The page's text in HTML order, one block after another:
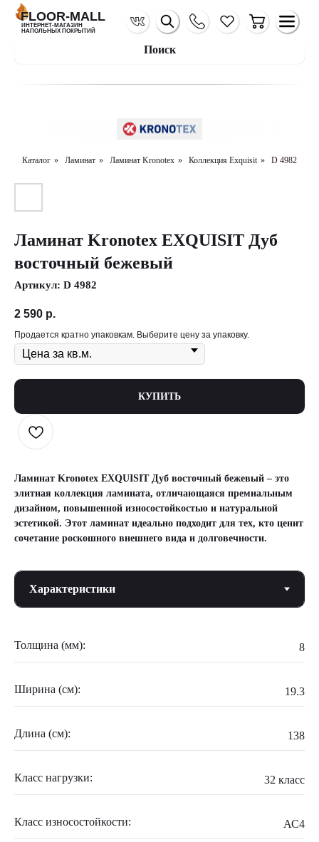
Поиск
FLOOR-MALL
ИНТЕРНЕТ-МАГАЗИН
НАПОЛЬНЫХ ПОКРЫТИЙ
Каталог » Ламинат » Ламинат Kronotex » Коллекция Exquisit » D 4982
Ламинат Kronotex EXQUISIT Дуб
восточный бежевый
Артикул: D 4982
2 590 р.
Продается кратно упаковкам. Выберите цену за упаковку.
КУПИТЬ
Ламинат Kronotex EXQUISIT Дуб восточный бежевый – это
элитная коллекция ламината, отличающаяся премиальным
дизайном, повышенной износостойкостью и натуральной
эстетикой. Этот ламинат идеально подходит для тех, кто ценит
сочетание роскошного внешнего вида и долговечности.
Толщина (мм): 8
Ширина (см): 19.3
Длина (см): 138
Класс нагрузки: 32 класс
Класс износостойкости: АС4